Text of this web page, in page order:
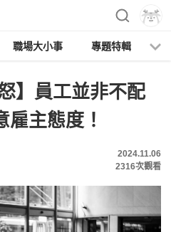
職場大小事 專題特輯
】員工並非不配
主態度！
2024.11.06
2316次觀看